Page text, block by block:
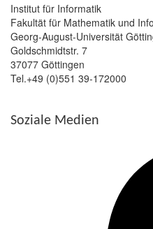
Institut für Informatik
Fakultät für Mathematik und
Georg-August-Universität
Goldschmidtstr. 7
37077 Göttingen
Tel.+49 (0)551 39-172000
Soziale Medien